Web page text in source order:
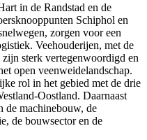
in de Randstad en de
Schiphol en
zorgen voor een
Veehouderijen, met de
zijn sterk vertegenwoordigd en
open veenweidelandschap.
rol in het gebied met de drie
Oostland. Daarnaast
de machinebouw, de
de bouwsector en de